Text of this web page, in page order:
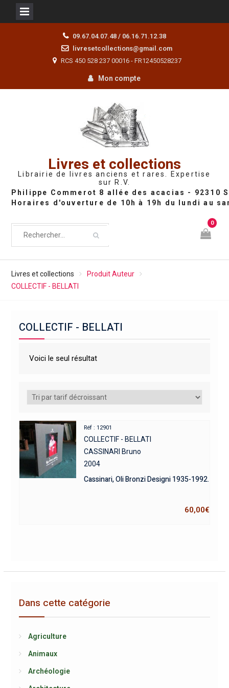
09.67.04.07.48 / 06.16.71.12.38
livresetcollections@gmail.com
RCS 450 528 237 00016 - FR12450528237
Mon compte
Livres et collections
Librairie de livres anciens et rares. Expertise
sur R.V.
0
Livres et collections
Produit Auteur
COLLECTIF - BELLATI
COLLECTIF - BELLATI
Voici le seul résultat
Réf : 12901
COLLECTIF - BELLATI
CASSINARI Bruno
2004
Cassinari, Oli Bronzi Designi 1935-1992.
60,00€
Dans cette catégorie
Agriculture
Animaux
Archéologie